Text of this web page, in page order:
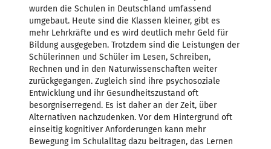
wurden die Schulen in Deutschland umfassend
umgebaut. Heute sind die Klassen kleiner, gibt es
mehr Lehrkräfte und es wird deutlich mehr Geld für
Bildung ausgegeben. Trotzdem sind die Leistungen der
Schülerinnen und Schüler im Lesen, Schreiben,
Rechnen und in den Naturwissenschaften weiter
zurückgegangen. Zugleich sind ihre psychosoziale
Entwicklung und ihr Gesundheitszustand oft
besorgniserregend. Es ist daher an der Zeit, über
Alternativen nachzudenken. Vor dem Hintergrund oft
einseitig kognitiver Anforderungen kann mehr
Bewegung im Schulalltag dazu beitragen, das Lernen